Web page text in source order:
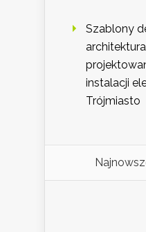
Szablony
instalacji
Trójmiasto